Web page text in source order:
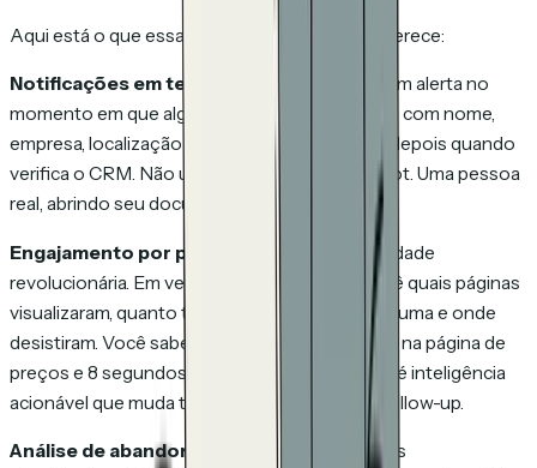
Aqui está o que essa classe de ferramentas oferece:
Notificações em tempo real.
Você recebe um alerta no
momento em que alguém abre sua proposta — com nome,
empresa, localização e dispositivo. Não horas depois quando
verifica o CRM. Não um falso positivo de um bot. Uma pessoa
real, abrindo seu documento, agora mesmo.
Engajamento por página.
Esta é a funcionalidade
revolucionária. Em vez de "eles abriram", você vê quais páginas
visualizaram, quanto tempo passaram em cada uma e onde
desistiram. Você sabe que passaram 4 minutos na página de
preços e 8 segundos no estudo de caso. Essa é inteligência
acionável que muda toda a sua estratégia de follow-up.
Análise de abandono.
Qual página perde seus